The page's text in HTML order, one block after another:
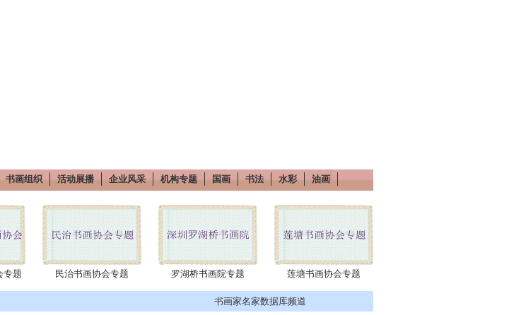
书画组织 活动展播 企业风采 机构专题 国画 书法 水彩 油画
专题 民治书画协会专题 罗湖桥书画院专题 莲塘书画协会专题
书画家名家数据库频道